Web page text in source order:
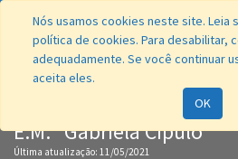
Nós usamos cookies neste site. Leia
política de cookies. Para desabilitar,
adequadamente. Se você continuar
aceita eles.
OK
Navegação
E.M. "Gabriela Cipulo"
Última atualização: 11/05/2021